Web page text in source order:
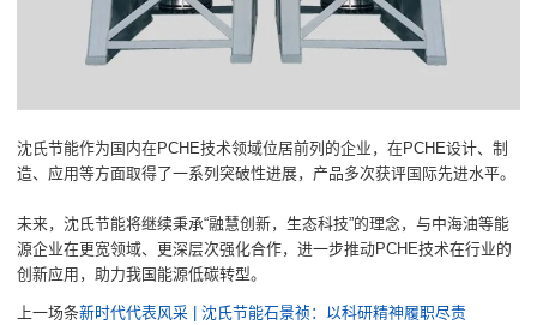
沈氏节能作为国内在PCHE技术领域位居前列的企业，在PCHE设计、制
造、应用等方面取得了一系列突破性进展，产品多次获评国际先进水平。
未来，沈氏节能将继续秉承“融慧创新，生态科技”的理念，与中海油等能
源企业在更宽领域、更深层次强化合作，进一步推动PCHE技术在行业的
创新应用，助力我国能源低碳转型。
上一场条新时代代表风采 | 沈氏节能石景祯：以科研精神履职尽责